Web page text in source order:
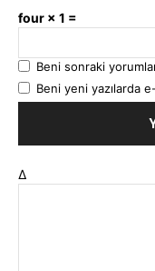
four × 1 =
Beni sonraki
Beni yeni yazılarda
Δ